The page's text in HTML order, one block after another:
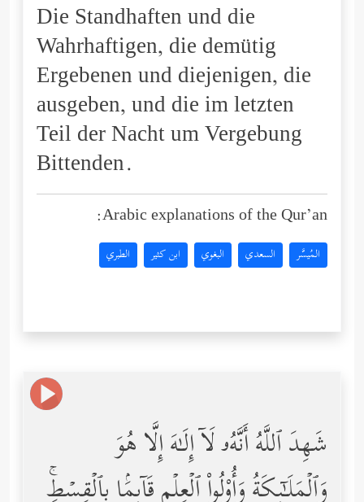
Die Standhaften und die
Wahrhaftigen, die demütig
Ergebenen und diejenigen, die
ausgeben, und die im letzten
Teil der Nacht um Vergebung
Bittenden.
Arabic explanations of the Qur’an:
المُيسَّر السعدي البغوي ابن كثير الطبري
شَهِدَ ٱللَّهُ أَنَّهُۥ لَاۤ إِلَـٰهَ إِلَّا هُوَ
وَٱلۡمَلَـٰۤىِٕكَةُ وَأُوْلُواْ ٱلۡعِلۡمِ قَاۤىِٕمَۢا بِٱلۡقِسۡطِۚ